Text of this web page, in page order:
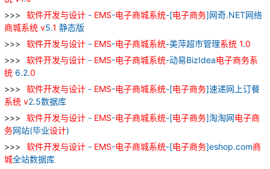
软件开发与设计 - EMS-电子商城系统-[电子商务]网奇.NET网络
商城系统 v5.1 静态版
软件开发与设计 - EMS-电子商城系统-美萍超市管理系统 1.0
软件开发与设计 - EMS-电子商城系统-动易BizIdea电子商务系
统 6.2.0
软件开发与设计 - EMS-电子商城系统-[电子商务]速递网上订餐
系统 v2.5数据库
软件开发与设计 - EMS-电子商城系统-[电子商务]淘淘网电子商
务网站(毕业设计)
软件开发与设计 - EMS-电子商城系统-[电子商务]eshop.com商
城全站数据库